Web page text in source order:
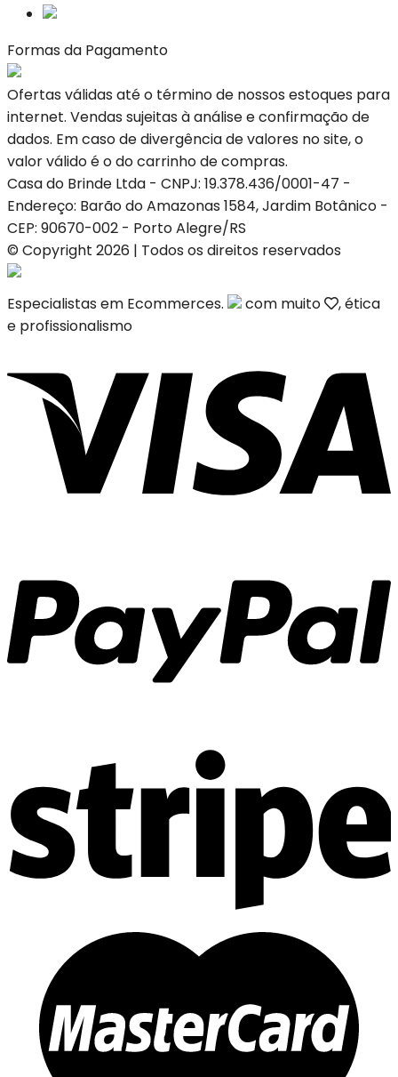
Formas da Pagamento
Ofertas válidas até o término de nossos estoques para
internet. Vendas sujeitas à análise e confirmação de
dados. Em caso de divergência de valores no site, o
valor válido é o do carrinho de compras.
Casa do Brinde Ltda - CNPJ: 19.378.436/0001-47 -
Endereço: Barão do Amazonas 1584, Jardim Botânico -
CEP: 90670-002 - Porto Alegre/RS
© Copyright 2026 | Todos os direitos reservados
Especialistas em Ecommerces. com muito
, ética
e profissionalismo